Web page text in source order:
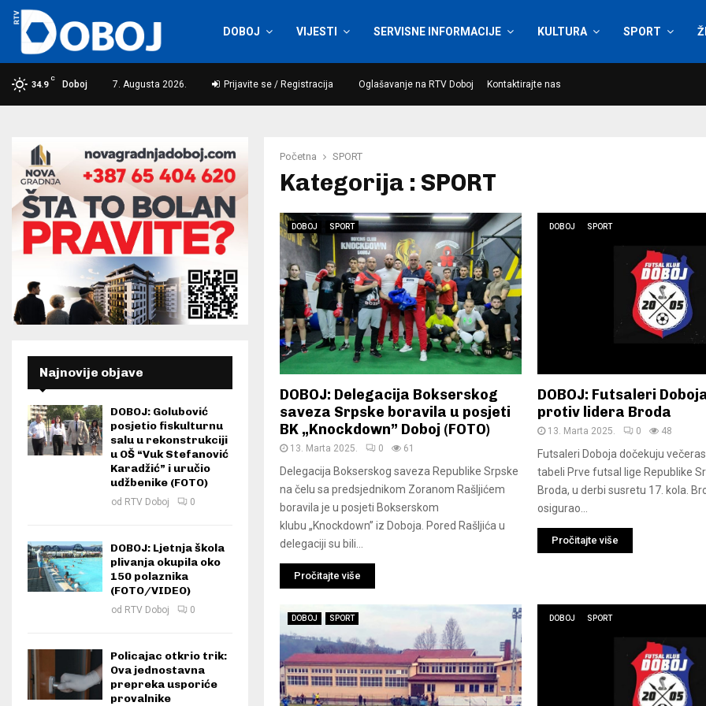
DOBOJ VIJESTI SERVISNE INFORMACIJE KULTURA SPORT
34.9
C
Doboj 7. Augusta 2026. Prijavite se / Registracija Oglašavanje na RTV Doboj Kontaktirajte nas
Početna SPORT
Kategorija : SPORT
DOBOJ SPORT
DOBOJ: Delegacija Bokserskog
saveza Srpske boravila u posjeti
BK „Knockdown” Doboj (FOTO)
13. Marta 2025. 0 61
Delegacija Bokserskog saveza Republike Srpske
na čelu sa predsjednikom Zoranom Rašljićem
boravila je u posjeti Bokserskom
klubu „Knockdown” iz Doboja. Pored Rašljića u
delegaciji su bili...
Pročitajte više
DOBOJ SPORT
DOBOJ: Futsaleri
protiv lidera Broda
13. Marta 2025. 0 48
Futsaleri Doboja dočekuju
tabeli Prve futsal lige Republike
Broda, u derbi susretu 17. kola.
osigurao...
Pročitajte više
DOBOJ SPORT DOBOJ SPORT
Najnovije objave
DOBOJ: Golubović
posjetio fiskulturnu
salu u rekonstrukciji
u OŠ “Vuk Stefanović
Karadžić” i uručio
udžbenike (FOTO)
od RTV Doboj 0
DOBOJ: Ljetnja škola
plivanja okupila oko
150 polaznika
(FOTO/VIDEO)
od RTV Doboj 0
Policajac otkrio trik:
Ova jednostavna
prepreka usporiće
provalnike